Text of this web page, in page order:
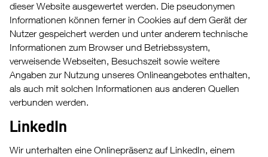
dieser Website ausgewertet werden. Die pseudonymen
Informationen können ferner in Cookies auf dem Gerät der
Nutzer gespeichert werden und unter anderem technische
Informationen zum Browser und Betriebssystem,
verweisende Webseiten, Besuchszeit sowie weitere
Angaben zur Nutzung unseres Onlineangebotes enthalten,
als auch mit solchen Informationen aus anderen Quellen
verbunden werden.
LinkedIn
Wir unterhalten eine Onlinepräsenz auf LinkedIn, einem